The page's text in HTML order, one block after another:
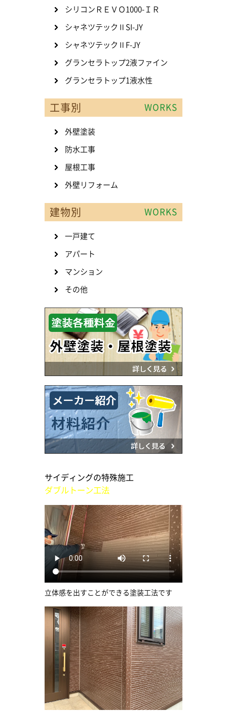
シリコンＲＥＶＯ1000-ＩＲ
シャネツテックⅡSI-JY
シャネツテックⅡF-JY
グランセラトップ2液ファイン
グランセラトップ1液水性
工事別 WORKS
外壁塗装
防水工事
屋根工事
外壁リフォーム
建物別 WORKS
一戸建て
アパート
マンション
その他
サイディングの特殊施工
ダブルトーン工法
立体感を出すことができる塗装工法です